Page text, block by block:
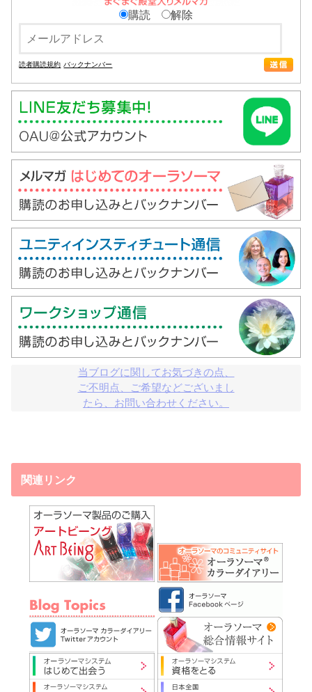
購読 解除
読者購読規約 バックナンバー
当ブログに関してお気づきの点、
ご不明点、ご希望などございまし
たら、お問い合わせください。
関連リンク